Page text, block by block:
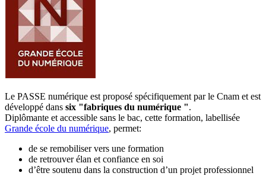
Le PASSE numérique est proposé spécifiquement par le Cnam et est
développé dans six "fabriques du numérique ".
Diplômante et accessible sans le bac, cette formation, labellisée
Grande école du numérique, permet:
de se remobiliser vers une formation
de retrouver élan et confiance en soi
d’être soutenu dans la construction d’un projet professionnel